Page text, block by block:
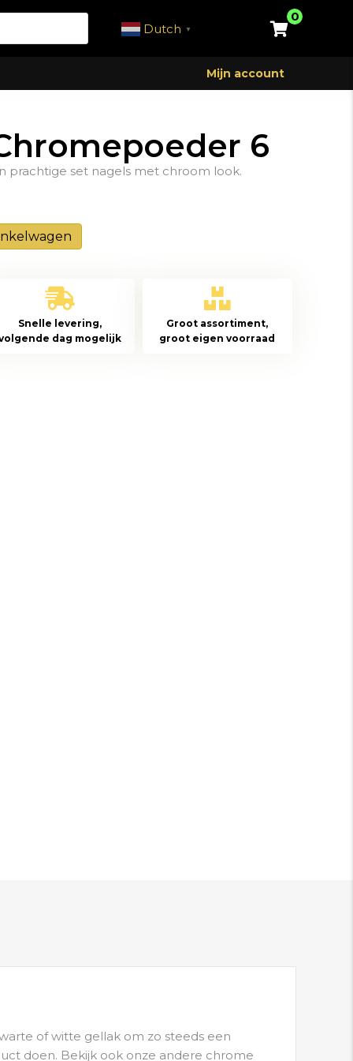
Dutch ▼
0
Mijn account
6
prachtige set nagels met chroom look.
Snelle levering,
dag mogelijk
Groot assortiment,
groot eigen voorraad
of witte gellak om zo steeds een
doen. Bekijk ook onze andere chrome